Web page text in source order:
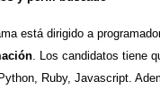
está dirigido a
. Los candidatos tiene
Ruby, Javascript.